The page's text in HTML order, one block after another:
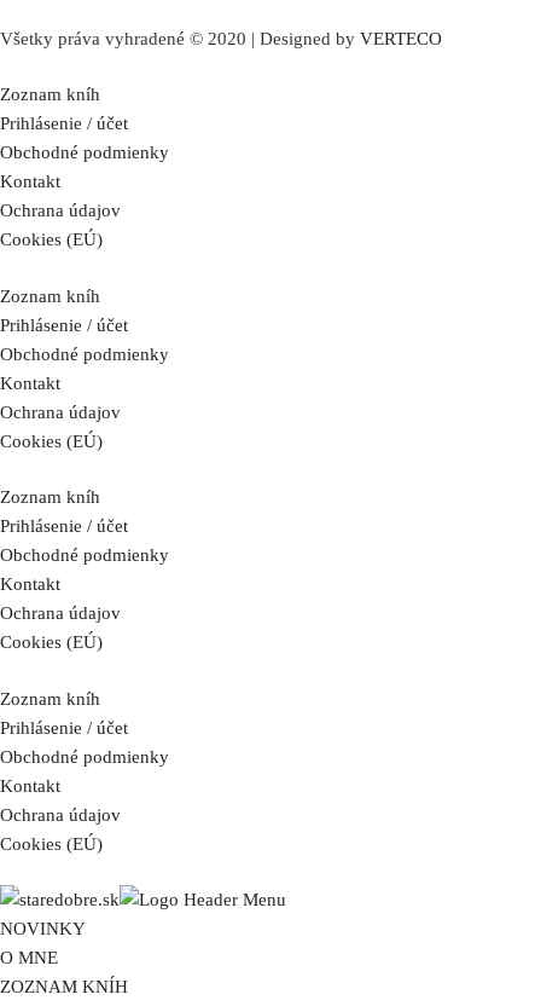
Všetky práva vyhradené © 2020 | Designed by VERTECO
Zoznam kníh
Prihlásenie / účet
Obchodné podmienky
Kontakt
Ochrana údajov
Cookies (EÚ)
Zoznam kníh
Prihlásenie / účet
Obchodné podmienky
Kontakt
Ochrana údajov
Cookies (EÚ)
Zoznam kníh
Prihlásenie / účet
Obchodné podmienky
Kontakt
Ochrana údajov
Cookies (EÚ)
Zoznam kníh
Prihlásenie / účet
Obchodné podmienky
Kontakt
Ochrana údajov
Cookies (EÚ)
NOVINKY
O MNE
ZOZNAM KNÍH